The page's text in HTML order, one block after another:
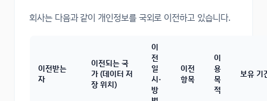
회사는 다음과 같이 개인정보를 국외로 이전하고 있습니다.
이전받는
자
이전되는 국
가 (데이터 저
장 위치)
이
전
일
시·
방
이전
항목
이
용
목
적
보유 기